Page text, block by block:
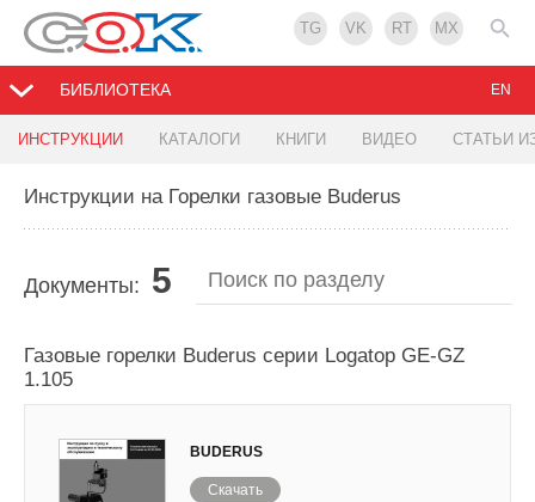
TG VK RT MX
БИБЛИОТЕКА
ИНСТРУКЦИИ КАТАЛОГИ КНИГИ ВИДЕО СТАТЬИ
EN
Инструкции на Горелки газовые Buderus
Документы: 5
Газовые горелки Buderus серии Logatop GE-GZ
1.105
BUDERUS
Скачать